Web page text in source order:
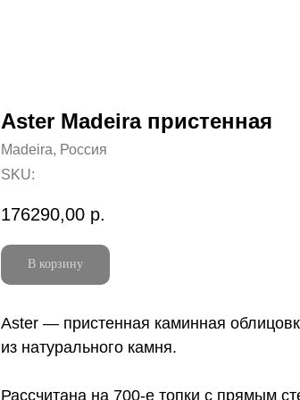
Aster Madeira пристенная
Madeira, Россия
SKU:
176290,00 р.
В корзину
Aster — пристенная каминная
из натурального камня.
Рассчитана на 700-е топки с прямым